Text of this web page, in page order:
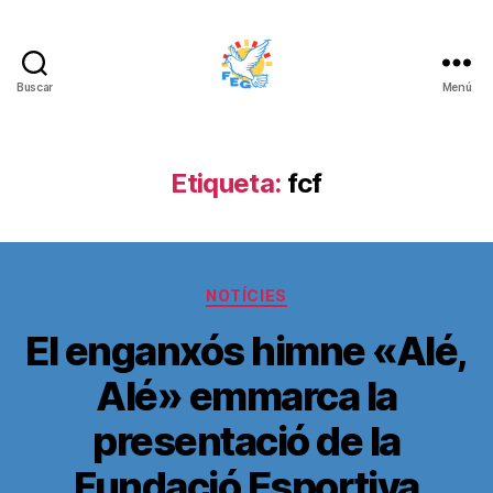
Buscar Menú
Etiqueta: fcf
Categorías
NOTÍCIES
El enganxós himne «Alé,
Alé» emmarca la
presentació de la